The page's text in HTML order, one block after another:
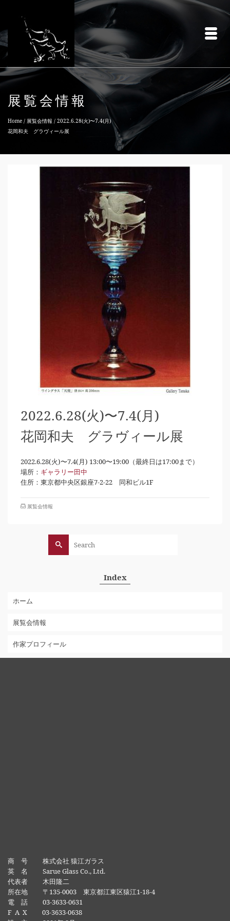
展覧会情報
Home / 展覧会情報 / 2022.6.28(火)〜7.4(月)
花岡和夫 グラヴィール展
2022.6.28(火)〜7.4(月)
花岡和夫 グラヴィール展
2022.6.28(火)〜7.4(月) 13:00〜19:00（最終日は17:00まで）
場所： ギャラリー田中
住所：東京都中央区銀座7-2-22 同和ビル1F
展覧会情報
Search
for:
Index
ホーム
展覧会情報
作家プロフィール
商 号 株式会社 猿江ガラス
英 名 Sarue Glass Co., Ltd.
代表者 木田隆二
所在地 〒135-0003 東京都江東区猿江1-18-4
電 話 03-3633-0631
F A X 03-3633-0638